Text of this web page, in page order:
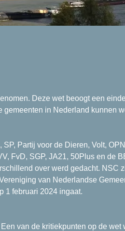
Deze wet beoogt een
in Nederland kunnen
Partij voor de Dieren, Volt,
FvD, SGP, JA21, 50Plus en de
over werd gedacht. NSC
van Nederlandse
1 februari 2024 ingaat.
van de kritiekpunten op de wet